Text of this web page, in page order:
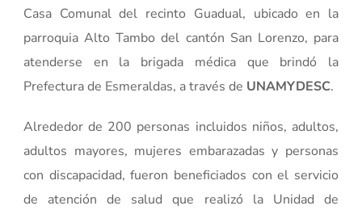
Casa Comunal del recinto Guadual, ubicado en la
parroquia Alto Tambo del cantón San Lorenzo, para
atenderse en la brigada médica que brindó la
Prefectura de Esmeraldas, a través de UNAMYDESC.
Alrededor de 200 personas incluidos niños, adultos,
adultos mayores, mujeres embarazadas y personas
con discapacidad, fueron beneficiados con el servicio
de atención de salud que realizó la Unidad de